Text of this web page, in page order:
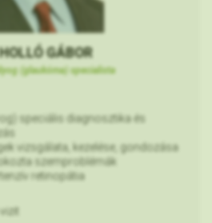
GÁBOR
(glaukóma) specialista
speciális diagnosztika és
vizsgálata, kezelése, gondozása
szemproblémák
retinopátia